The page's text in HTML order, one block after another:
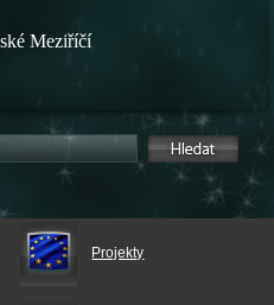
Meziříčí
Projekty